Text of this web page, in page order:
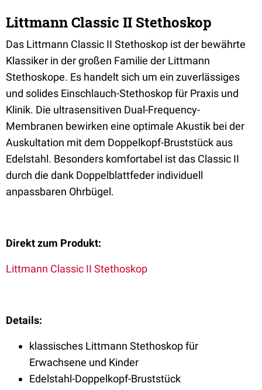
Littmann Classic II Stethoskop
Das Littmann Classic II Stethoskop ist der bewährte
Klassiker in der großen Familie der Littmann
Stethoskope. Es handelt sich um ein zuverlässiges
und solides Einschlauch-Stethoskop für Praxis und
Klinik. Die ultrasensitiven Dual-Frequency-
Membranen bewirken eine optimale Akustik bei der
Auskultation mit dem Doppelkopf-Bruststück aus
Edelstahl. Besonders komfortabel ist das Classic II
durch die dank Doppelblattfeder individuell
anpassbaren Ohrbügel.
Direkt zum Produkt:
Littmann Classic II Stethoskop
Details:
klassisches Littmann Stethoskop für
Erwachsene und Kinder
Edelstahl-Doppelkopf-Bruststück